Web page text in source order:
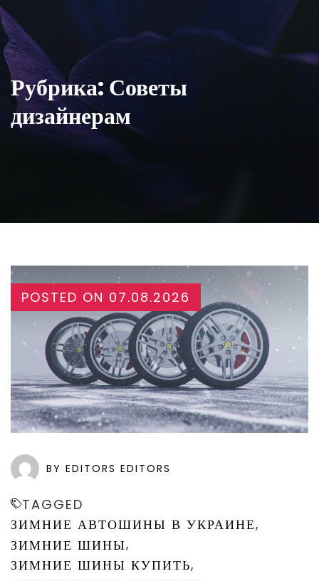
Рубрика: Советы
дизайнерам
POSTED ON 07.08.2026
BY EDITORS EDITORS
TAGGED
ЗИМНИЕ АВТОШИНЫ В УКРАИНЕ,
ЗИМНИЕ ШИНЫ,
ЗИМНИЕ ШИНЫ КУПИТЬ,